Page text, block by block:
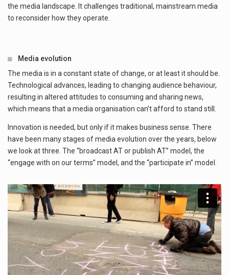
the media landscape. It challenges traditional, mainstream media
to reconsider how they operate.
Media evolution
The media is in a constant state of change, or at least it should be.
Technological advances, leading to changing audience behaviour,
resulting in altered attitudes to consuming and sharing news,
which means that a media organisation can’t afford to stand still.
Innovation is needed, but only if it makes business sense. There
have been many stages of media evolution over the years, below
we look at three. The “broadcast AT or publish AT” model, the
“engage with on our terms” model, and the “participate in” model.